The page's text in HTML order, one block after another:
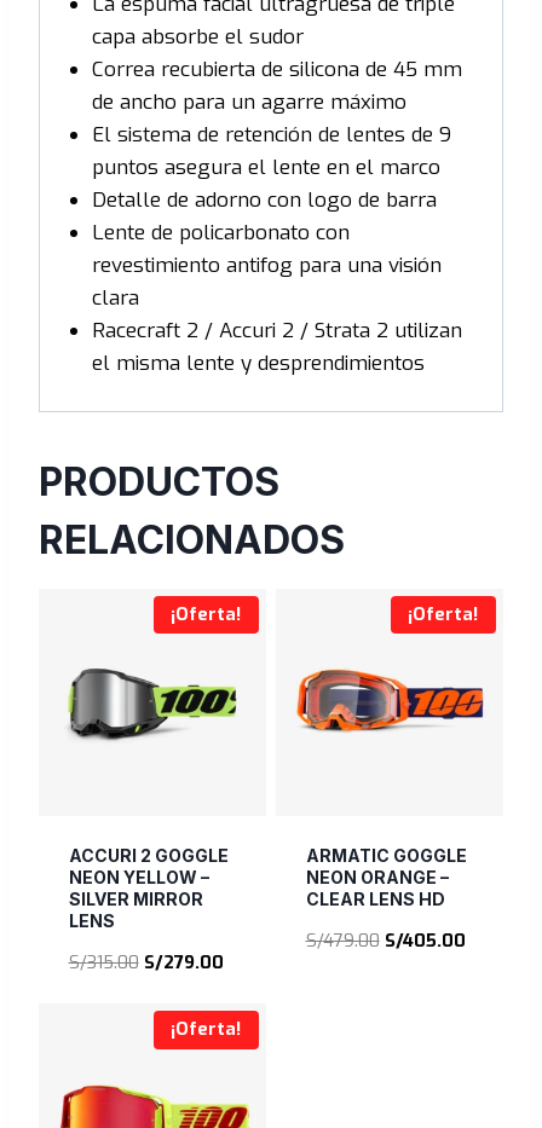
capa absorbe el sudor
Correa recubierta de silicona de 45 mm
de ancho para un agarre máximo
El sistema de retención de lentes de 9
puntos asegura el lente en el marco
Detalle de adorno con logo de barra
Lente de policarbonato con
revestimiento antifog para una visión
clara
Racecraft 2 / Accuri 2 / Strata 2 utilizan
el misma lente y desprendimientos
PRODUCTOS
RELACIONADOS
¡Oferta!
ACCURI 2 GOGGLE
NEON YELLOW –
SILVER MIRROR
LENS
S/315.00 El
original
era:
S/279.00El
actual
es:
¡Oferta!
ARMATIC GOGGLE
NEON ORANGE –
CLEAR LENS HD
S/479.00 El
S/405.00El
¡Oferta!